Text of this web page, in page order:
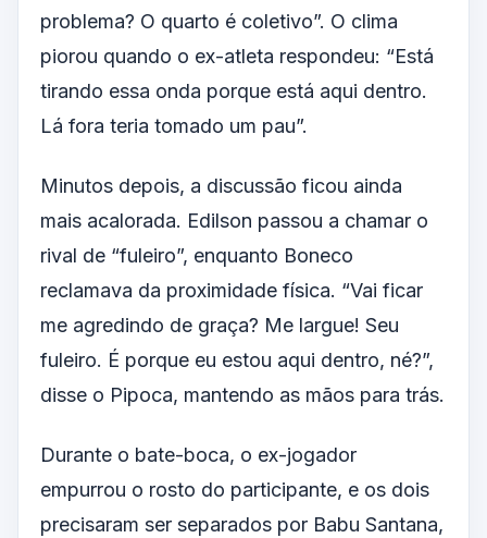
problema? O quarto é coletivo”. O clima
piorou quando o ex-atleta respondeu: “Está
tirando essa onda porque está aqui dentro.
Lá fora teria tomado um pau”.
Minutos depois, a discussão ficou ainda
mais acalorada. Edilson passou a chamar o
rival de “fuleiro”, enquanto Boneco
reclamava da proximidade física. “Vai ficar
me agredindo de graça? Me largue! Seu
fuleiro. É porque eu estou aqui dentro, né?”,
disse o Pipoca, mantendo as mãos para trás.
Durante o bate-boca, o ex-jogador
empurrou o rosto do participante, e os dois
precisaram ser separados por Babu Santana,